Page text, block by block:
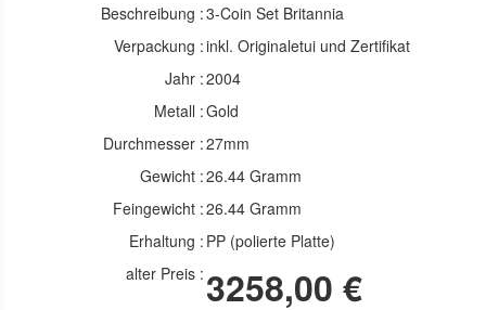
Beschreibung :3-Coin Set Britannia
Verpackung :inkl. Originaletui und Zertifikat
Jahr :2004
Metall :Gold
Durchmesser :27mm
Gewicht :26.44 Gramm
Feingewicht :26.44 Gramm
Erhaltung : PP (polierte Platte)
alter Preis : 3258,00 €